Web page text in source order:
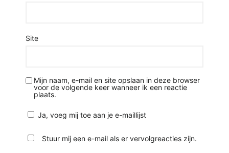
Site
Mijn naam, e-mail en site opslaan in deze browser
voor de volgende keer wanneer ik een reactie
plaats.
Ja, voeg mij toe aan je e-maillijst
Stuur mij een e-mail als er vervolgreacties zijn.